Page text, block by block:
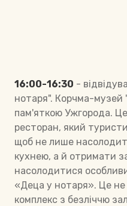
16:00-16:30 -
нотаря". Корчма-музей
пам'яткою Ужгорода.
ресторан, який
щоб не лише
кухнею, а й отримати
насолодитися
«Деца у нотаря». Це не
комплекс з безліччю